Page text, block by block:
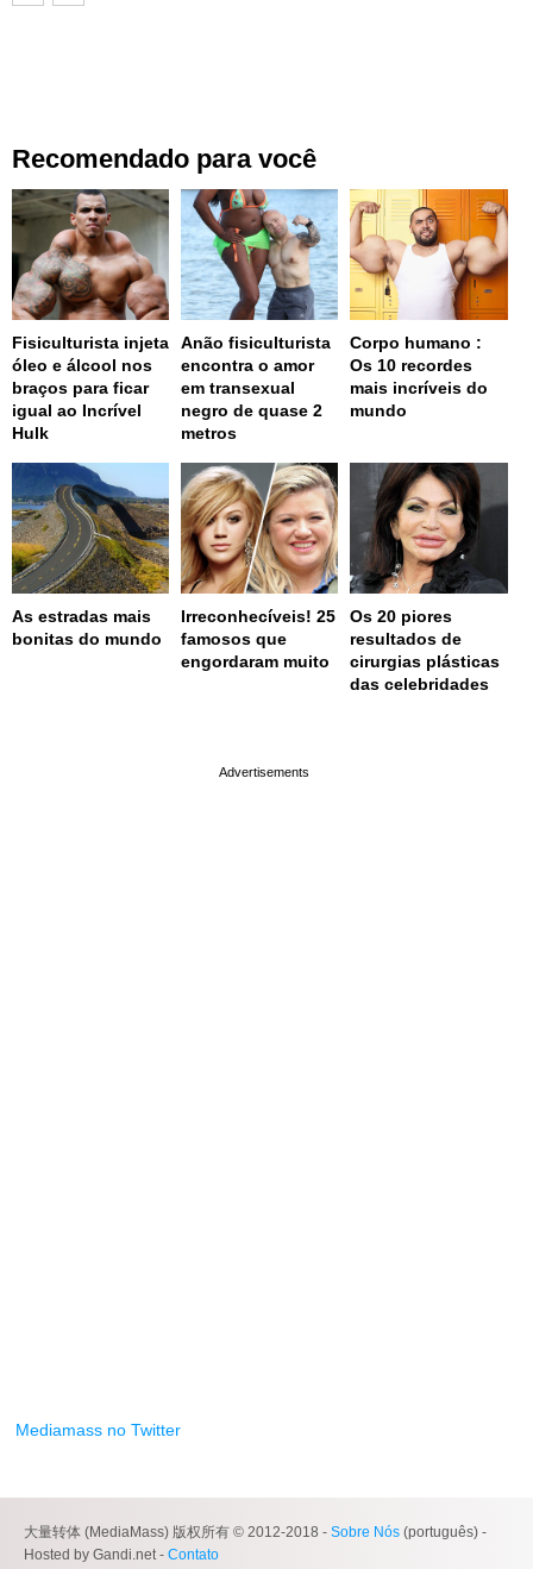
Recomendado para você
Fisiculturista injeta
óleo e álcool nos
braços para ficar
igual ao Incrível
Hulk
Anão fisiculturista
encontra o amor
em transexual
negro de quase 2
metros
Corpo humano :
Os 10 recordes
mais incríveis do
mundo
As estradas mais
bonitas do mundo
Irreconhecíveis! 25
famosos que
engordaram muito
Os 20 piores
resultados de
cirurgias plásticas
das celebridades
Mediamass no Twitter
大量转体 (MediaMass) 版权所有 © 2012-2018 - Sobre Nós (português) -
Hosted by Gandi.net - Contato